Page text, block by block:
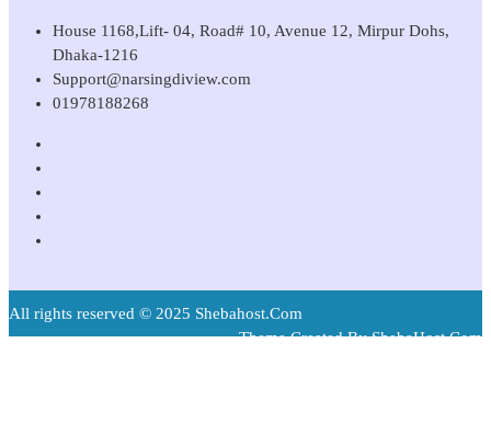
House 1168,Lift- 04, Road# 10, Avenue 12, Mirpur Dohs,
Dhaka-1216
Support@narsingdiview.com
01978188268
All rights reserved © 2025 Shebahost.Com
Theme Created By ShebaHost.Com